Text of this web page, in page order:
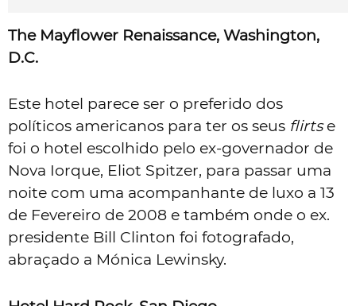
The Mayflower Renaissance, Washington,
D.C.
Este hotel parece ser o preferido dos
políticos americanos para ter os seus flirtse
foi o hotel escolhido pelo ex-governador de
Nova Iorque, Eliot Spitzer, para passar uma
noite com uma acompanhante de luxo a 13
de Fevereiro de 2008 e também onde o ex.
presidente Bill Clinton foi fotografado,
abraçado a Mónica Lewinsky.